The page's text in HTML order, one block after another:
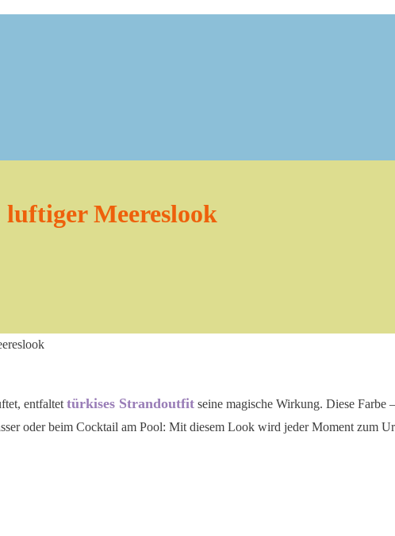
Meereslook
entfaltet türkises Strandoutfit seine magische Wirkung. Diese
oder beim Cocktail am Pool: Mit diesem Look wird jeder Moment zum